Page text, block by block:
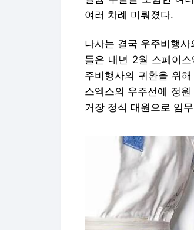
여러 차례 미뤄졌다.
나사는 결국 우주비행
들은 내년 2월 스페이
주비행사의 귀환을 위
스엑스의 우주선에 정
거장 정식 대원으로 임